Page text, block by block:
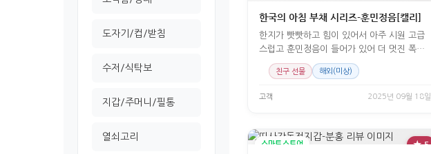
도자기/컵/받침
수저/식탁보
지갑/주머니/필통
열쇠고리
한국의 아침 부채 시리즈-훈민정음[캘리]
한지가 빳빳하고 힘이 있어서 아주 시원 고급
스럽고 훈민정음이 들어가 있어 더 멋진 폭염
속에서 늘 요긴하...
친구 선물 해외(미상)
고객 2025년 09월 18일
스마트스토어 ★ 5